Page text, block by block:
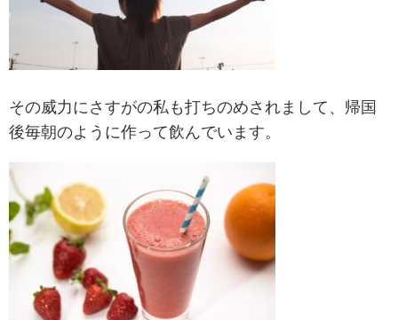
その威力にさすがの私も打ちのめされまして、帰国
後毎朝のように作って飲んでいます。